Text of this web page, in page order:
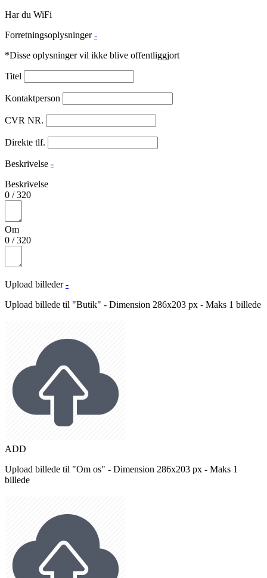
Har du WiFi
Forretningsoplysninger -
*Disse oplysninger vil ikke blive offentliggjort
Titel
Kontaktperson
CVR NR.
Direkte tlf.
Beskrivelse -
Beskrivelse
0 /320
Om
0 /320
Upload billeder -
Upload billede til "Butik" - Dimension 286x203 px - Maks 1 billede
ADD
Upload billede til "Om os" - Dimension 286x203 px - Maks 1
billede